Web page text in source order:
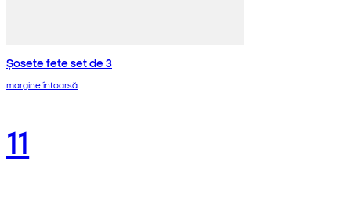
Șosete fete set de 3
margine întoarsă
11